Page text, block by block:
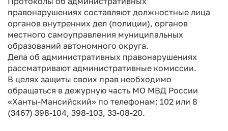
правонарушениях составляют должностные лица
органов внутренних дел (полиции), органов
местного самоуправления муниципальных
образований автономного округа.
Дела об административных правонарушениях
рассматривают административные комиссии.
В целях защиты своих прав необходимо
обращаться в дежурную часть МО МВД России
«Ханты-Мансийский» по телефонам: 102 или 8
(3467) 398-104, 398-103, 33-08-20.